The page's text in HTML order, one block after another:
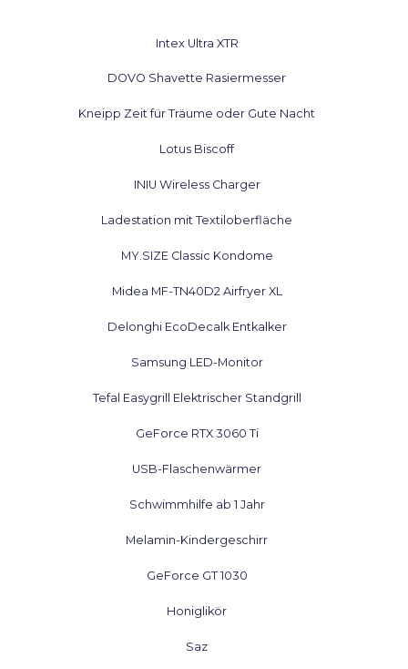
Intex Ultra XTR
DOVO Shavette Rasiermesser
Kneipp Zeit für Träume oder Gute Nacht
Lotus Biscoff
INIU Wireless Charger
Ladestation mit Textiloberfläche
MY.SIZE Classic Kondome
Midea MF-TN40D2 Airfryer XL
Delonghi EcoDecalk Entkalker
Samsung LED-Monitor
Tefal Easygrill Elektrischer Standgrill
GeForce RTX 3060 Ti
USB-Flaschenwärmer
Schwimmhilfe ab 1 Jahr
Melamin-Kindergeschirr
GeForce GT 1030
Honiglikör
Saz